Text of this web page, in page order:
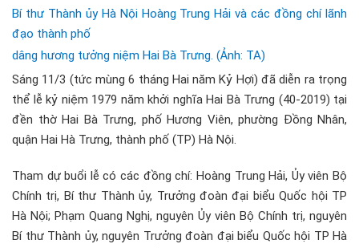
Bí thư Thành ủy Hà Nội Hoàng Trung Hải và các đồng chí lãnh
đạo thành phố
dâng hương tưởng niệm Hai Bà Trưng. (Ảnh: TA)
Sáng 11/3 (tức mùng 6 tháng Hai năm Kỷ Hợi) đã diễn ra trọng
thể lễ kỷ niệm 1979 năm khởi nghĩa Hai Bà Trưng (40-2019) tại
đền thờ Hai Bà Trưng, phố Hương Viên, phường Đồng Nhân,
quận Hai Hà Trưng, thành phố (TP) Hà Nội.
Tham dự buổi lễ có các đồng chí: Hoàng Trung Hải, Ủy viên Bộ
Chính trị, Bí thư Thành ủy, Trưởng đoàn đại biểu Quốc hội TP
Hà Nội; Phạm Quang Nghị, nguyên Ủy viên Bộ Chính trị, nguyên
Bí thư Thành ủy, nguyên Trưởng đoàn đại biểu Quốc hội TP Hà